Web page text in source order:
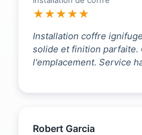
★★★★★
Installation coffre
solide et finition parfaite.
l'emplacement. Service
Robert Garcia